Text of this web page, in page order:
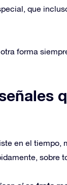
que
forma
en el
sobre